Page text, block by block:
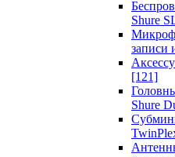
Shure
записи
[121]
Shure